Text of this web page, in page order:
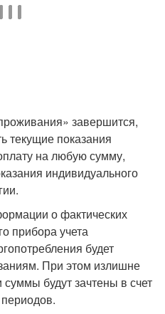
завершится,
текущие показания
на любую сумму,
индивидуального
о фактических
прибора учета
будет
При этом излишне
будут зачтены в счет